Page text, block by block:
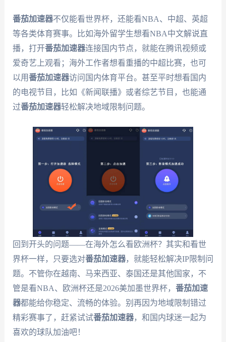
番茄加速器不仅能看世界杯，还能看NBA、中超、英超
等各类体育赛事。比如海外留学生想看NBA中文解说直
播，打开番茄加速器连接国内节点，就能在腾讯视频或
爱奇艺上观看；海外工作者想看重播的中超比赛，也可
以用番茄加速器访问国内体育平台。甚至平时想看国内
的电视节目，比如《新闻联播》或者综艺节目，也能通
过番茄加速器轻松解决地域限制问题。
回到开头的问题——在海外怎么看欧洲杯？其实和看世
界杯一样，只要选对番茄加速器，就能轻松解决IP限制问
题。不管你在越南、马来西亚、泰国还是其他国家，不
管是看NBA、欧洲杯还是2026美加墨世界杯， 番茄加速
器都能给你稳定、流畅的体验。别再因为地域限制错过
精彩赛事了，赶紧试试番茄加速器，和国内球迷一起为
喜欢的球队加油吧！